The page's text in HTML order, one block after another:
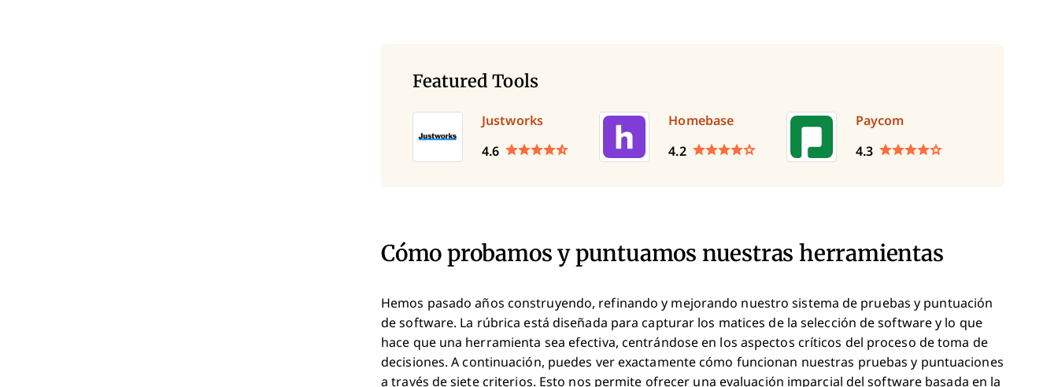
Featured Tools
Justworks
4.6
Homebase
4.2
Paycom
4.3
Cómo probamos y puntuamos nuestras herramientas
Hemos pasado años construyendo, refinando y mejorando nuestro sistema de pruebas y puntuación
de software. La rúbrica está diseñada para capturar los matices de la selección de software y lo que
hace que una herramienta sea efectiva, centrándose en los aspectos críticos del proceso de toma de
decisiones. A continuación, puedes ver exactamente cómo funcionan nuestras pruebas y puntuaciones
a través de siete criterios. Esto nos permite ofrecer una evaluación imparcial del software basada en la